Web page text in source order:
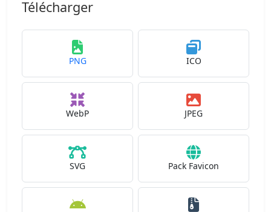
Télécharger
PNG ICO
WebP JPEG
SVG Pack Favicon